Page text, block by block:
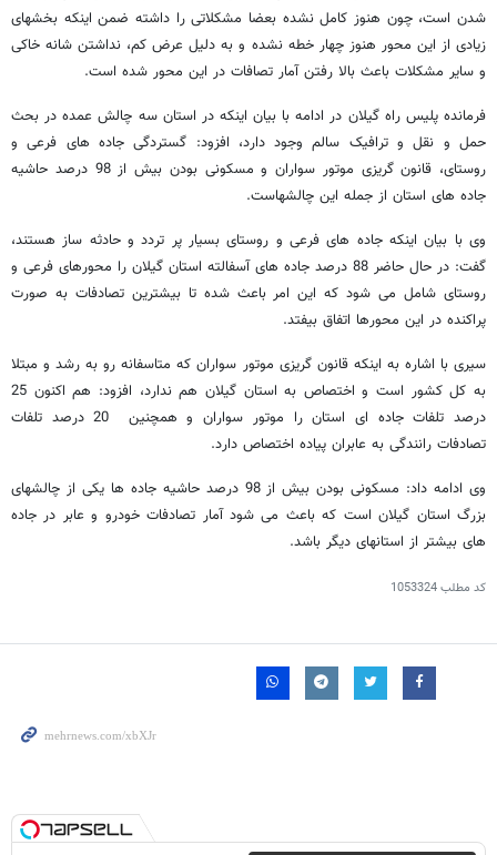
شدن است، چون هنوز کامل نشده بعضا مشکلاتی را داشته ضمن اینکه بخشهای
زیادی از این محور هنوز چهار خطه نشده و به دلیل عرض کم، نداشتن شانه خاکی
و سایر مشکلات باعث بالا رفتن آمار تصافات در این محور شده است.
فرمانده پلیس راه گیلان در ادامه با بیان اینکه در استان سه چالش عمده در بحث
حمل و نقل و ترافیک سالم وجود دارد، افزود: گستردگی جاده های فرعی و
روستای، قانون گریزی موتور سواران و مسکونی بودن بیش از 98 درصد حاشیه
جاده های استان از جمله این چالشهاست.
وی با بیان اینکه جاده های فرعی و روستای بسیار پر تردد و حادثه ساز هستند،
گفت: در حال حاضر 88 درصد جاده های آسفالته استان گیلان را محورهای فرعی و
روستای شامل می شود که این امر باعث شده تا بیشترین تصادفات به صورت
پراکنده در این محورها اتفاق بیفتد.
سیری با اشاره به اینکه قانون گریزی موتور سواران که متاسفانه رو به رشد و مبتلا
به کل کشور است و اختصاص به استان گیلان هم ندارد، افزود: هم اکنون 25
درصد تلفات جاده ای استان را موتور سواران و همچنین 20 درصد تلفات
تصادفات رانندگی به عابران پیاده اختصاص دارد.
وی ادامه داد: مسکونی بودن بیش از 98 درصد حاشیه جاده ها یکی از چالشهای
بزرگ استان گیلان است که باعث می شود آمار تصادفات خودرو و عابر در جاده
های بیشتر از استانهای دیگر باشد.
کد مطلب1053324